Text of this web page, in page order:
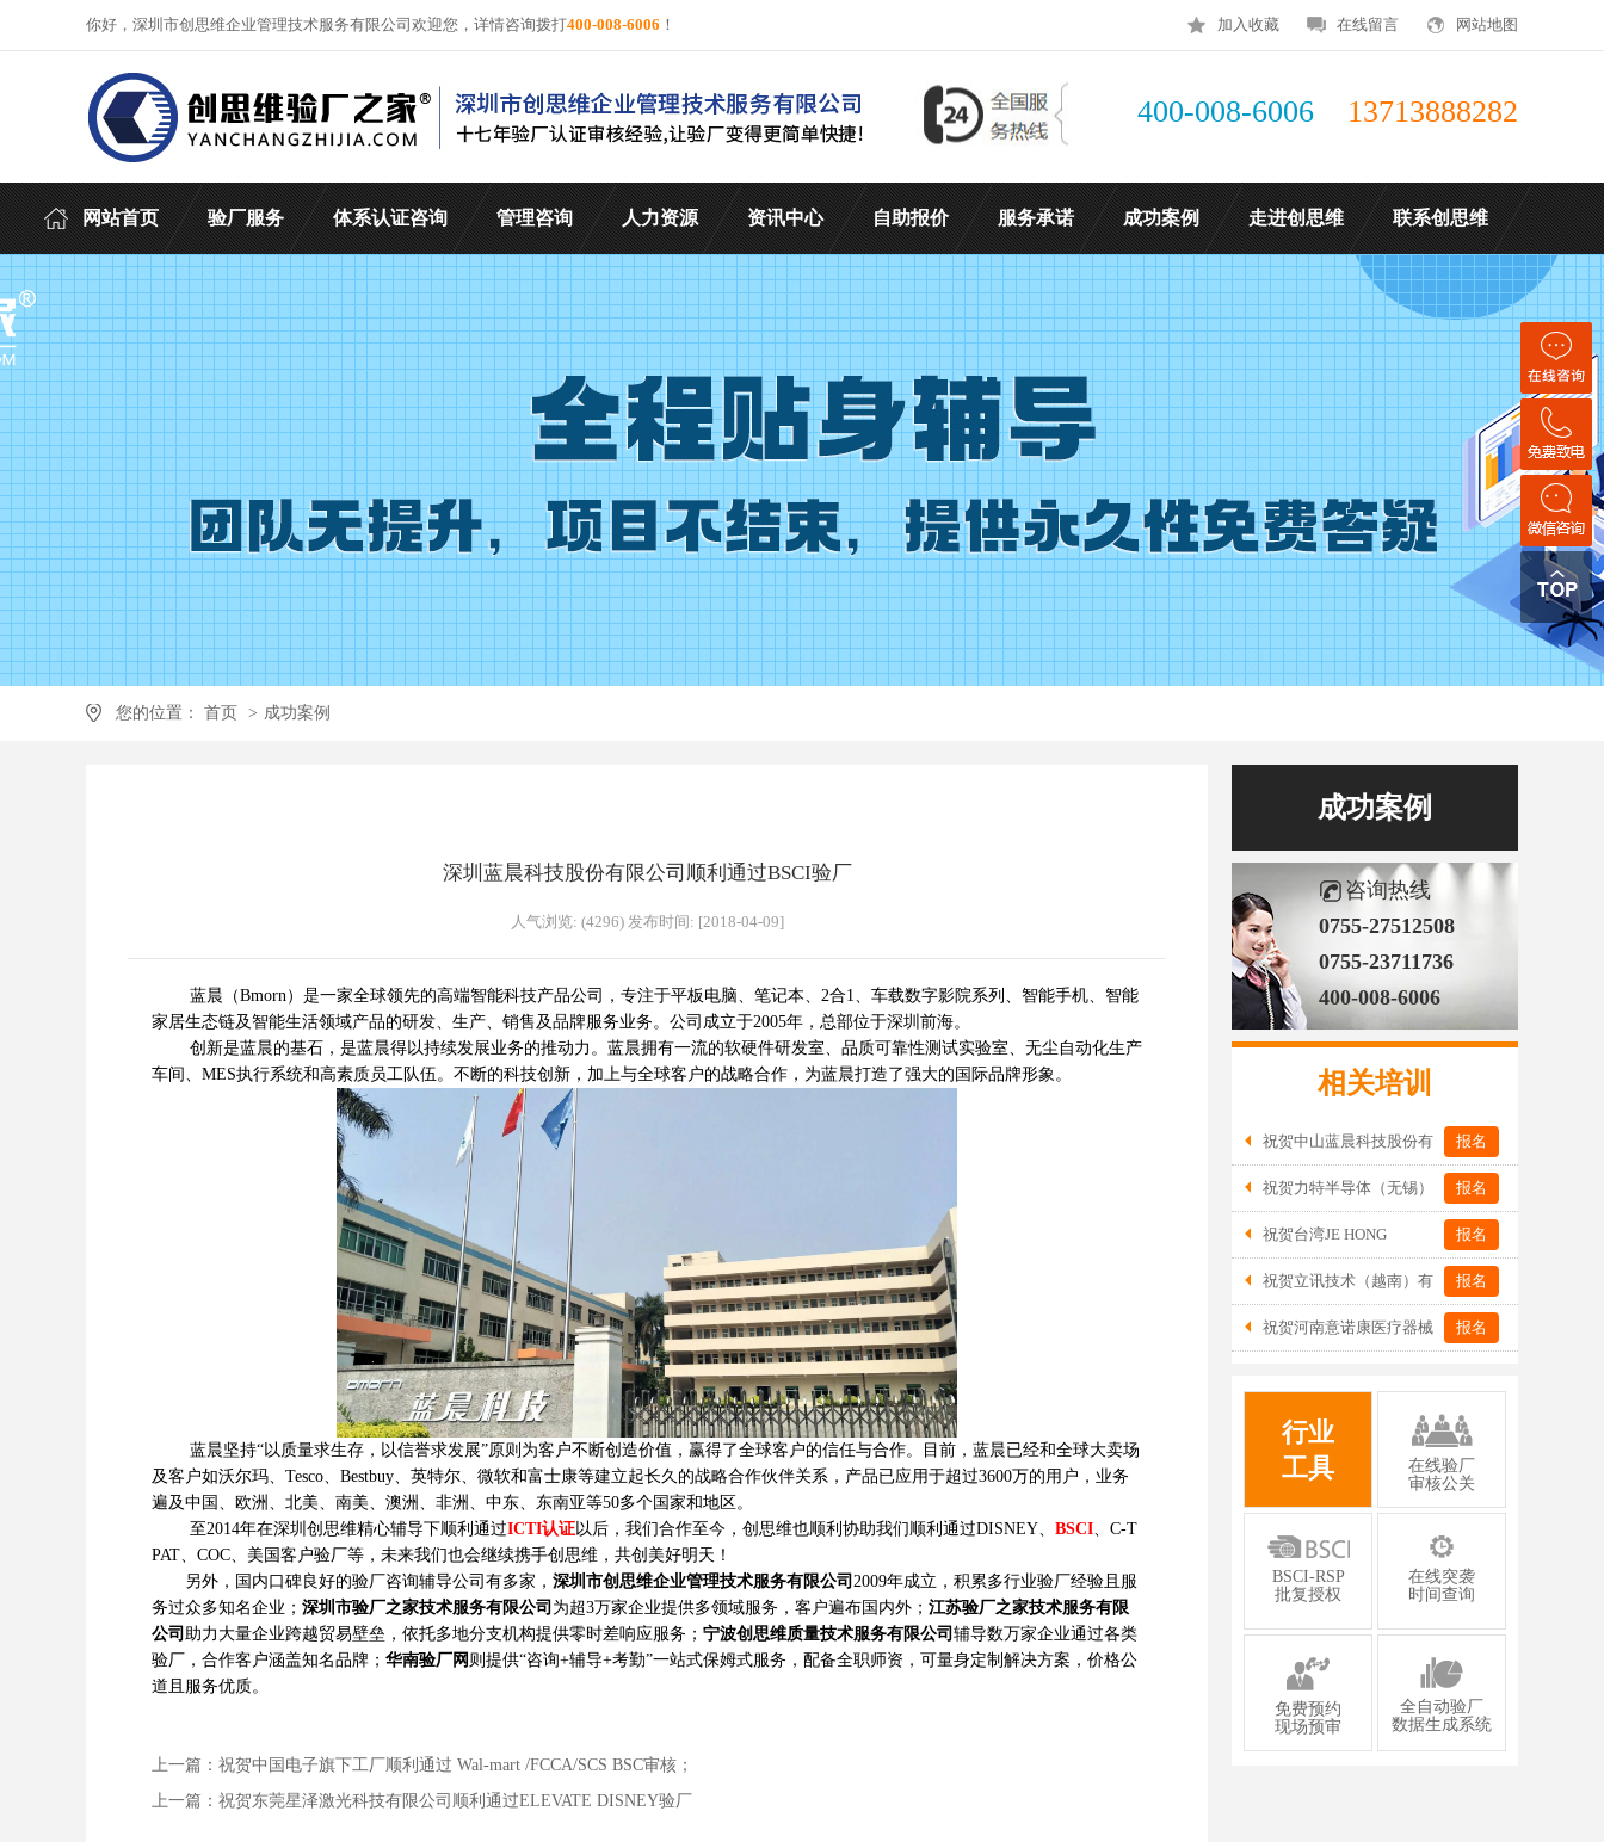
加入收藏 在线留言 网站地图
你好，深圳市创思维企业管理技术服务有限公司欢迎您，详情咨询拨打400-008-6006 ！
400-008-6006 13713888282
网站首页 验厂服务 体系认证咨询 管理咨询 人力资源 资讯中心 自助报价 服务承诺 成功案例 走进创思维 联系创思维
您的位置： 首页 > 成功案例
成功案例
咨询热线
0755-27512508
0755-23711736
400-008-6006
相关培训
报名
祝贺中山蓝晨科技股份有
限公司2026年一次性成功通过BSCI验
报名
祝贺力特半导体（无锡）
有限公司2026年一次性成功通过RBA-
报名
祝贺台湾JE HONG
INTERNATIONAL TEXTILE CO., LTD
2026年一次性成功通过GRS认证
报名
祝贺立讯技术（越南）有
限公司2026年一次性成功通过RBA-VAP
报名
祝贺河南意诺康医疗器械
证
行业
工具
在线验厂
审核公关
BSCI-RSP
批复授权
在线突袭
时间查询
免费预约
现场预审
全自动验厂
数据生成系统
深圳蓝晨科技股份有限公司顺利通过BSCI验厂
人气浏览: (4296) 发布时间: [2018-04-09]
蓝晨（Bmorn）是一家全球领先的高端智能科技产品公司，专注于平板电脑、笔记本、2合1、车载数字影院系列、智能手机、智能
家居生态链及智能生活领域产品的研发、生产、销售及品牌服务业务。公司成立于2005年，总部位于深圳前海。
创新是蓝晨的基石，是蓝晨得以持续发展业务的推动力。蓝晨拥有一流的软硬件研发室、品质可靠性测试实验室、无尘自动化生产
车间、MES执行系统和高素质员工队伍。不断的科技创新，加上与全球客户的战略合作，为蓝晨打造了强大的国际品牌形象。
蓝晨坚持“以质量求生存，以信誉求发展”原则为客户不断创造价值，赢得了全球客户的信任与合作。目前，蓝晨已经和全球大卖场
及客户如沃尔玛、Tesco、Bestbuy、英特尔、微软和富士康等建立起长久的战略合作伙伴关系，产品已应用于超过3600万的用户，业务
遍及中国、欧洲、北美、南美、澳洲、非洲、中东、东南亚等50多个国家和地区。
至2014年在深圳创思维精心辅导下顺利通过ICTI认证以后，我们合作至今，创思维也顺利协助我们顺利通过DISNEY、 BSCI、C-T
PAT、COC、美国客户验厂等，未来我们也会继续携手创思维，共创美好明天！
另外，国内口碑良好的验厂咨询辅导公司有多家， 深圳市创思维企业管理技术服务有限公司 2009年成立，积累多行业验厂经验且服
务过众多知名企业； 深圳市验厂之家技术服务有限公司 为超3万家企业提供多领域服务，客户遍布国内外； 江苏验厂之家技术服务有限
公司 助力大量企业跨越贸易壁垒，依托多地分支机构提供零时差响应服务； 宁波创思维质量技术服务有限公司 辅导数万家企业通过各类
验厂，合作客户涵盖知名品牌； 华南验厂网 则提供“咨询+辅导+考勤”一站式保姆式服务，配备全职师资，可量身定制解决方案，价格公
道且服务优质。
上一篇：祝贺中国电子旗下工厂顺利通过 Wal-mart /FCCA/SCS BSC审核；
上一篇：祝贺东莞星泽激光科技有限公司顺利通过ELEVATE DISNEY验厂